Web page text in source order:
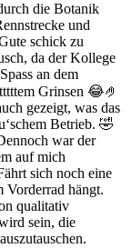
die Botanik
und
schick zu
da der Kollege
an dem
Grinsen 😂🤌
gezeigt, was das
Betrieb. 🤣
war der
auf mich
sich noch eine
Vorderrad hängt.
qualitativ
sein, die